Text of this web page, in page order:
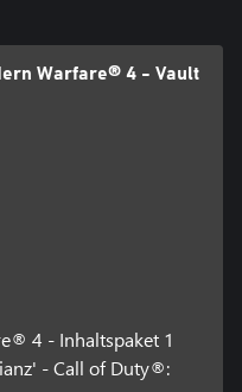
für verbindliche
Inc. Dieses Produkt
Id Software, Inc.
Warfare® 4 - Vault
4 - Inhaltspaket 1
- Call of Duty®: